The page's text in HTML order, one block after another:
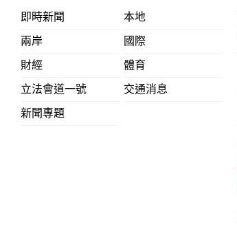
即時新聞
本地
兩岸
國際
財經
體育
立法會道一號
交通消息
新聞專題